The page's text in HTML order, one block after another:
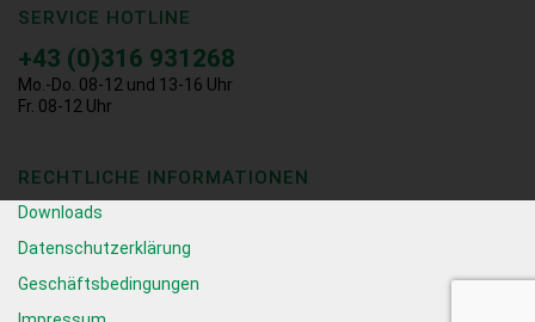
SERVICE HOTLINE
+43 (0)316 931268
Mo.-Do. 08-12 und 13-16 Uhr
Fr. 08-12 Uhr
RECHTLICHE INFORMATIONEN
Downloads
Datenschutzerklärung
Geschäftsbedingungen